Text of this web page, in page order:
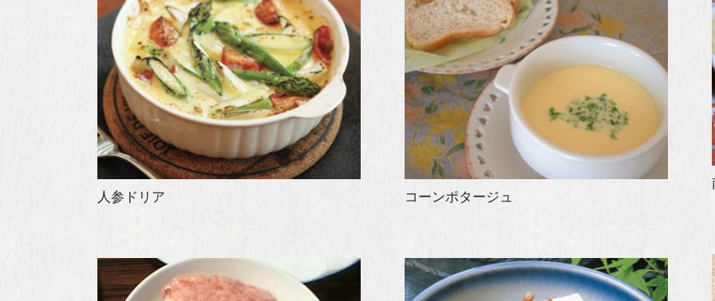
人参ドリア コーンポタージュ